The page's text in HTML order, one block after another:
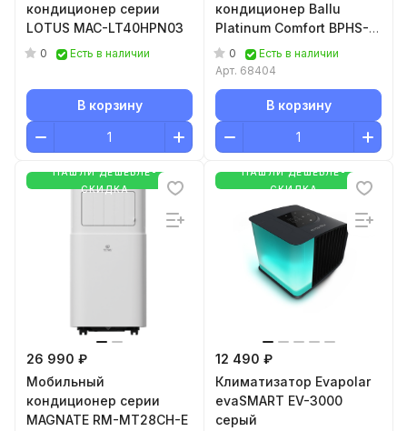
кондиционер серии
LOTUS MAC-LT40HPN03
0 Есть в наличии
В корзину
кондиционер Ballu
Platinum Comfort BPHS-
11H
0
Есть в наличии
Арт. 68404
В корзину
НАШЛИ ДЕШЕВЛЕ-
СКИДКА
26 990 ₽
Мобильный
кондиционер cерии
MAGNATE RM-MT28CH-E
НАШЛИ ДЕШЕВЛЕ-
СКИДКА
12 490 ₽
Климатизатор Evapolar
evaSMART EV-3000
серый